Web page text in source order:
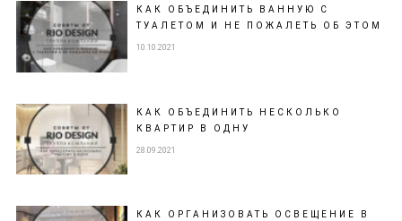
КАК ОБЪЕДИНИТЬ ВАННУЮ С
ТУАЛЕТОМ И НЕ ПОЖАЛЕТЬ ОБ ЭТОМ
10.10.2021
КАК ОБЪЕДИНИТЬ НЕСКОЛЬКО
КВАРТИР В ОДНУ
28.09.2021
КАК ОРГАНИЗОВАТЬ ОСВЕЩЕНИЕ В